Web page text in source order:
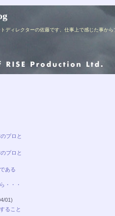
ディレクターの佐藤です、仕事上で感じた事か
プロと
プロと
ある
・・・
01)
ること